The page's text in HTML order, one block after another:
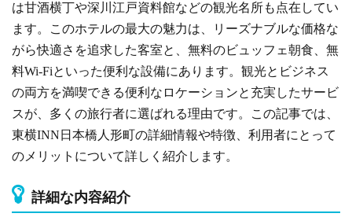
は甘酒横丁や深川江戸資料館などの観光名所も点在してい
ます。このホテルの最大の魅力は、リーズナブルな価格な
がら快適さを追求した客室と、無料のビュッフェ朝食、無
料Wi-Fiといった便利な設備にあります。観光とビジネス
の両方を満喫できる便利なロケーションと充実したサービ
スが、多くの旅行者に選ばれる理由です。この記事では、
東横INN日本橋人形町の詳細情報や特徴、利用者にとって
のメリットについて詳しく紹介します。
詳細な内容紹介